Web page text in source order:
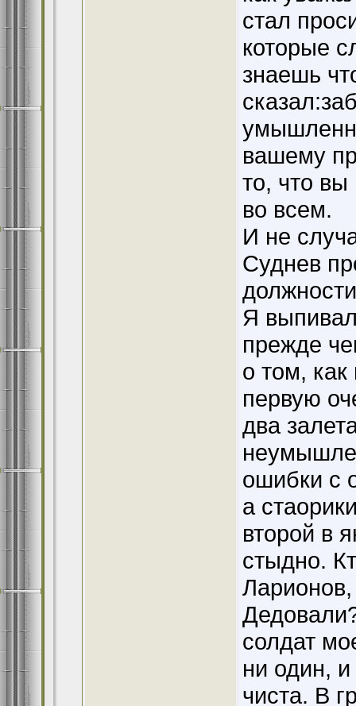
стал
которые
знаешь
вашему
то, что
во всем.
И не
Суднев
Я
прежде
о том, как
первую
два
ошибки с
а
второй в
стыдно.
солдат
ни один,
чиста. В